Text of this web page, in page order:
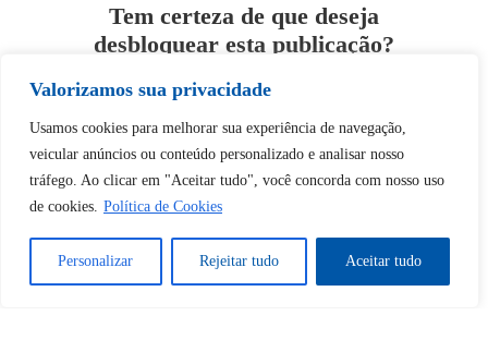
Valorizamos sua privacidade
Usamos cookies para melhorar sua experiência de navegação,
veicular anúncios ou conteúdo personalizado e analisar nosso
tráfego. Ao clicar em "Aceitar tudo", você concorda com nosso uso
de cookies. Política de Cookies
Personalizar Rejeitar tudo Aceitar tudo
Tem certeza de que deseja
desbloquear esta publicação?